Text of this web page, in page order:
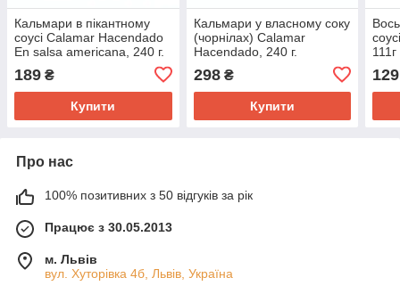
Кальмари в пікантному
соусі Calamar Hacendado
En salsa americana, 240 г.
189 ₴
Купити
Кальмари у власному соку
(чорнілах) Calamar
Hacendado, 240 г.
298₴
Купити
111г
129
Про нас
100% позитивних з 50 відгуків за рік
Працює з 30.05.2013
м. Львів
вул. Хуторівка 4б, Львів, Україна